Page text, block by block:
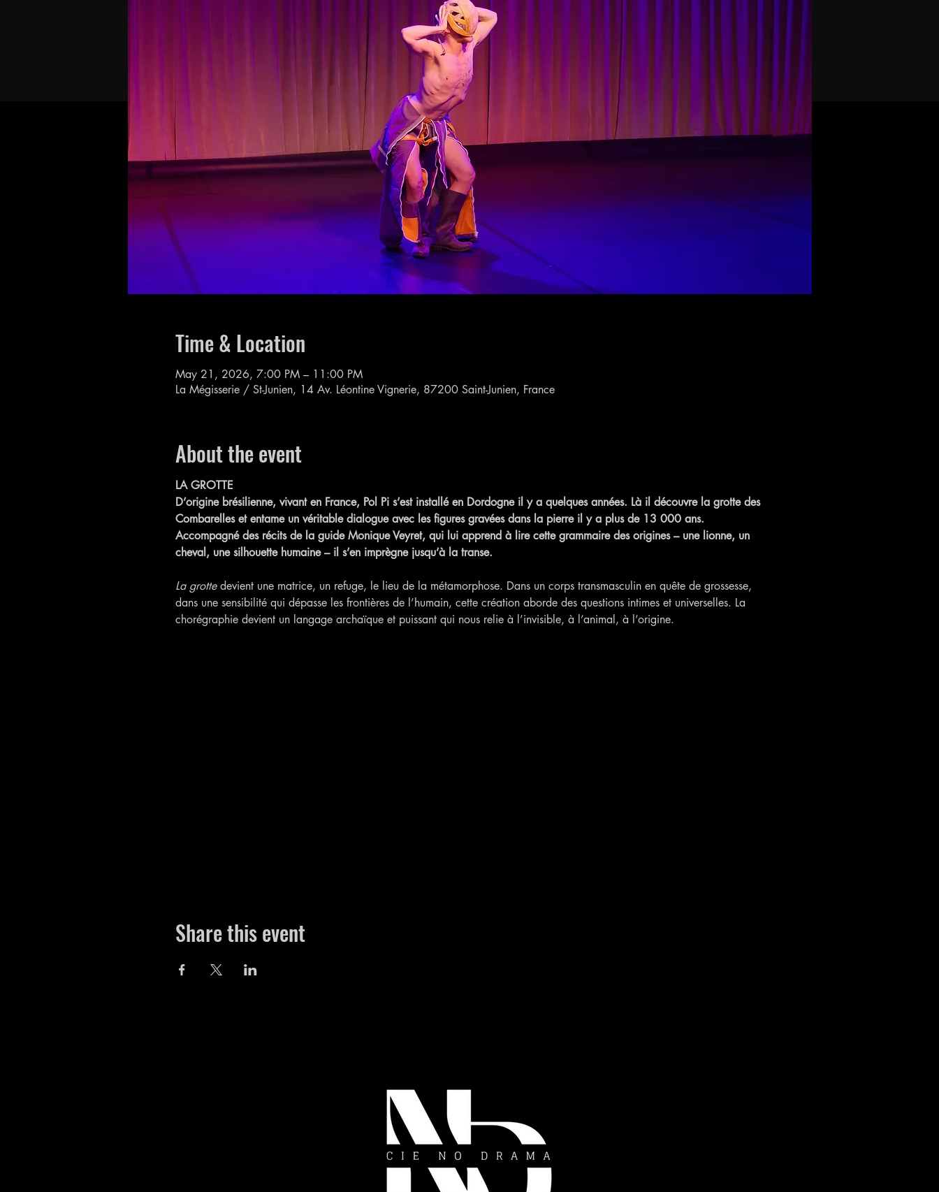
Time & Location
May 21, 2026, 7:00 PM – 11:00 PM
La Mégisserie / St-Junien, 14 Av. Léontine Vignerie, 87200 Saint-Junien, France
About the event
LA GROTTE
D’origine brésilienne, vivant en France, Pol Pi s’est installé en Dordogne il y a quelques années. Là il découvre la grotte des
Combarelles et entame un véritable dialogue avec les figures gravées dans la pierre il y a plus de 13 000 ans.
Accompagné des récits de la guide Monique Veyret, qui lui apprend à lire cette grammaire des origines – une lionne, un
cheval, une silhouette humaine – il s’en imprègne jusqu’à la transe.
La grotte devient une matrice, un refuge, le lieu de la métamorphose. Dans un corps transmasculin en quête de grossesse,
dans une sensibilité qui dépasse les frontières de l’humain, cette création aborde des questions intimes et universelles. La
chorégraphie devient un langage archaïque et puissant qui nous relie à l’invisible, à l’animal, à l’origine.
Share this event